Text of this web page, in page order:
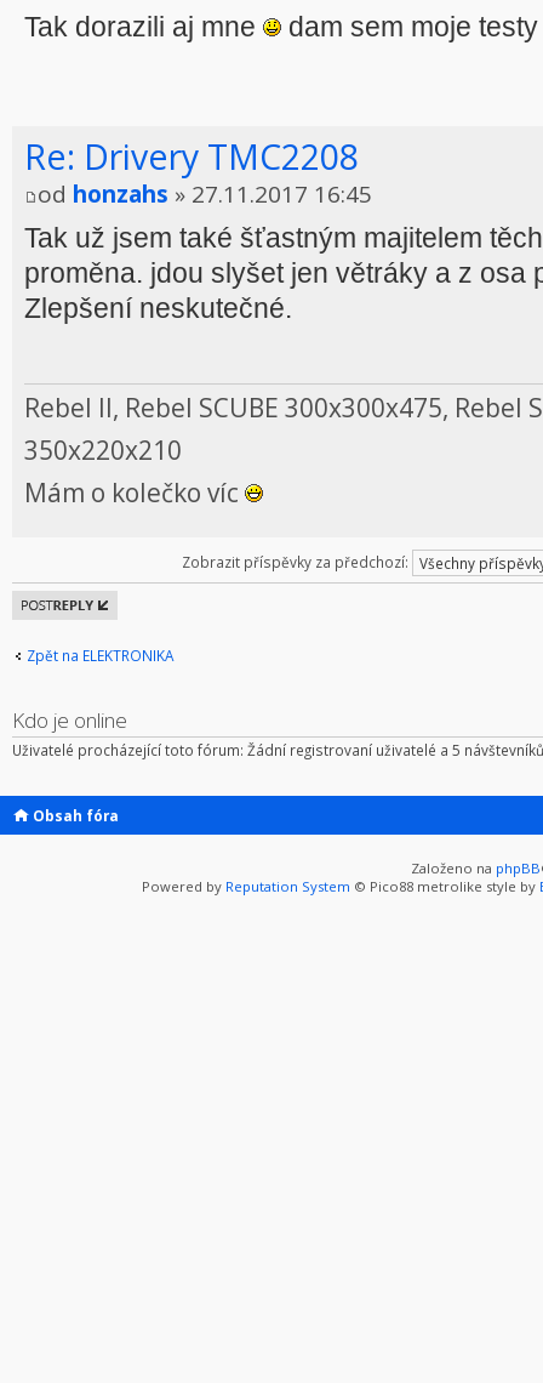
Tak dorazili aj mne
dam sem moje
Re: Drivery TMC2208
od honzahs » 27.11.2017 16:45
Tak už jsem také šťastným majitelem
proměna. jdou slyšet jen větráky a z osa
Zlepšení neskutečné.
Rebel II, Rebel SCUBE 300x300x475,
350x220x210
Mám o kolečko víc
Zobrazit příspěvky za předchozí:
Odeslat
odpověď
Zpět na ELEKTRONIKA
Kdo je online
Uživatelé procházející toto fórum: Žádní registrovaní uživatelé a 5 návštevníků
Obsah fóra
Založeno na phpBB
Powered by Reputation System © Pico88 metrolike style by